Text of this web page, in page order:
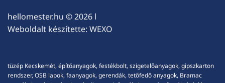
hellomester.hu © 2026 l
Weboldalt készítette: WEXO
tüzép Kecskemét, építőanyagok, festékbolt, szigetelőanyagok, gipszkarton
rendszer, OSB lapok, faanyagok, gerendák, tetőfedő anyagok, Bramac